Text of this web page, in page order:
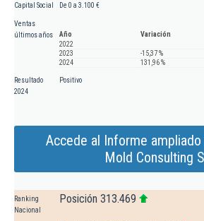
Capital Social De 0 a 3.100 €
Ventas
últimos años
Año
Variación
2022
2023
-15,37 %
2024
131,96 %
Resultado
2024
Positivo
Accede al Informe
Mold Consulting
Ranking
Nacional
Posición 313.469